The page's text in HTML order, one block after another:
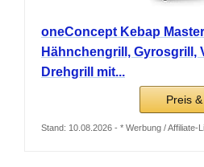
oneConcept Kebap
Hähnchengrill, Gyrosgrill,
Drehgrill mit...
Preis
Stand: 10.08.2026 - * Werbung / Affiliate-